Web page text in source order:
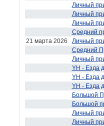
Личный
Личный
Личный
Средний
21 марта 2026
Личный
Средний
Личный
YH - Езда
YH - Езда
YH - Езда
Большой
Большой
Личный
Личный